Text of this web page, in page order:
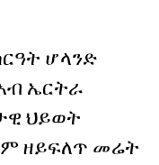
ሆላንድ
ኤርትራ
ህይወት
ዘይፍለጥ መሬት